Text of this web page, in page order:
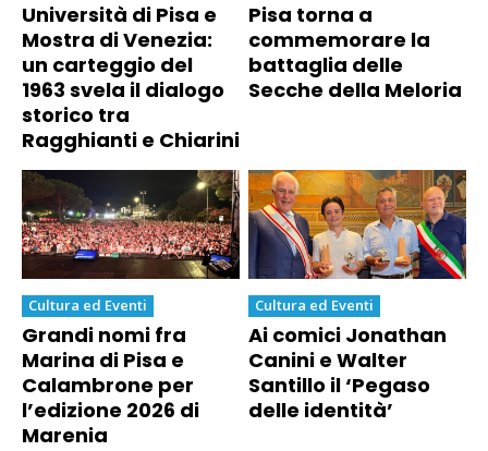
Università di Pisa e
Mostra di Venezia:
un carteggio del
1963 svela il dialogo
storico tra
Ragghianti e Chiarini
Pisa torna a
commemorare la
battaglia delle
Secche della Meloria
Cultura ed Eventi
Grandi nomi fra
Marina di Pisa e
Calambrone per
l’edizione 2026 di
Marenia
Cultura ed Eventi
Ai comici Jonathan
Canini e Walter
Santillo il ‘Pegaso
delle identità’